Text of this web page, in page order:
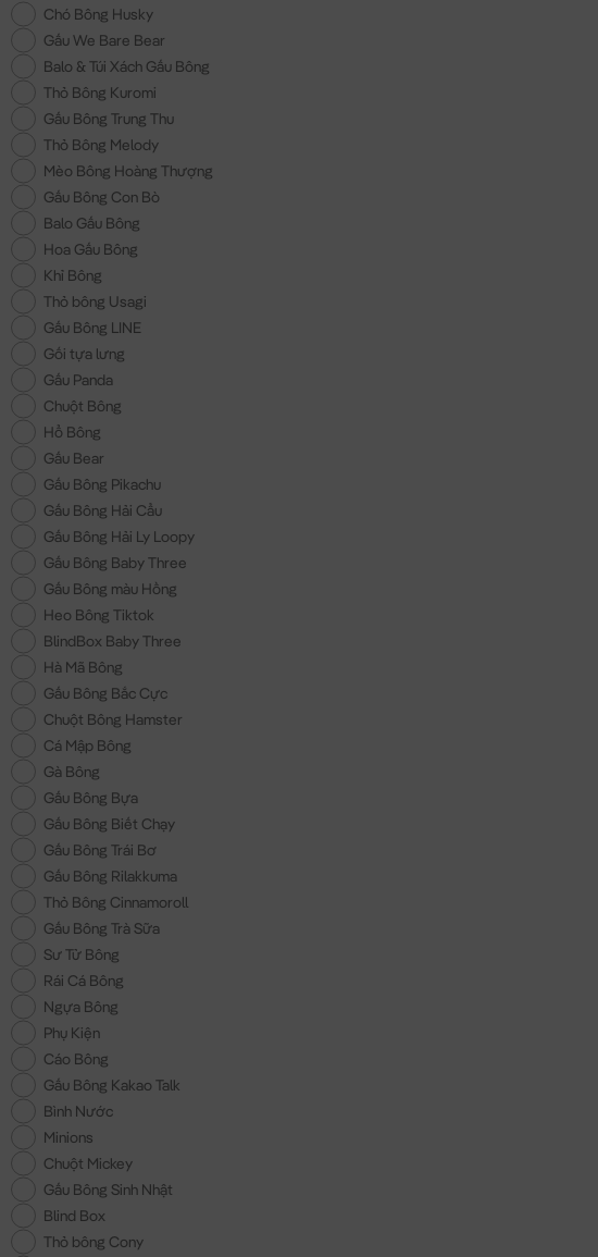
Chó Bông Husky
Gấu We Bare Bear
Balo & Túi Xách Gấu Bông
Thỏ Bông Kuromi
Gấu Bông Trung Thu
Thỏ Bông Melody
Mèo Bông Hoàng Thượng
Gấu Bông Con Bò
Balo Gấu Bông
Hoa Gấu Bông
Khỉ Bông
Thỏ bông Usagi
Gấu Bông LINE
Gối tựa lưng
Gấu Panda
Chuột Bông
Hổ Bông
Gấu Bear
Gấu Bông Pikachu
Gấu Bông Hải Cẩu
Gấu Bông Hải Ly Loopy
Gấu Bông Baby Three
Gấu Bông màu Hồng
Heo Bông Tiktok
BlindBox Baby Three
Hà Mã Bông
Gấu Bông Bắc Cực
Chuột Bông Hamster
Cá Mập Bông
Gà Bông
Gấu Bông Bựa
Gấu Bông Biết Chạy
Gấu Bông Trái Bơ
Gấu Bông Rilakkuma
Thỏ Bông Cinnamoroll
Gấu Bông Trà Sữa
Sư Tử Bông
Rái Cá Bông
Ngựa Bông
Phụ Kiện
Cáo Bông
Gấu Bông Kakao Talk
Bình Nước
Minions
Chuột Mickey
Gấu Bông Sinh Nhật
Blind Box
Thỏ bông Cony